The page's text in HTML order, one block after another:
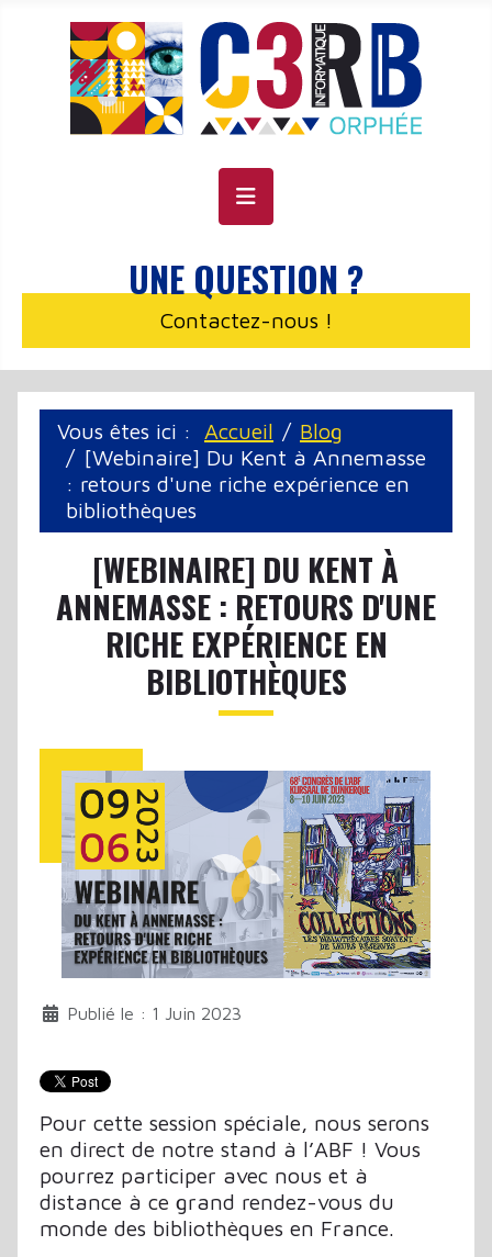
UNE QUESTION ?
Contactez-nous !
Vous êtes ici : Accueil
Blog
[Webinaire] Du Kent à Annemasse
: retours d'une riche expérience en
bibliothèques
[WEBINAIRE] DU KENT À
ANNEMASSE : RETOURS D'UNE
RICHE EXPÉRIENCE EN
BIBLIOTHÈQUES
Publié le : 1 Juin 2023
Pour cette session spéciale, nous serons
en direct de notre stand à l’ABF ! Vous
pourrez participer avec nous et à
distance à ce grand rendez-vous du
monde des bibliothèques en France.